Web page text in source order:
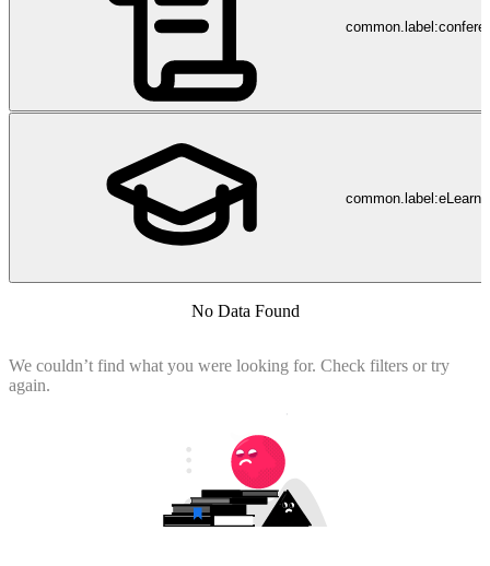
No Data Found
We couldn’t find what you were looking for. Check filters or try
again.